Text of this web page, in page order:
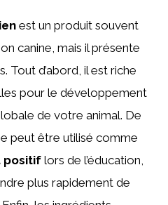
est un produit souvent
canine, mais il présente
Tout d’abord, il est riche
pour le développement
de votre animal. De
peut être utilisé comme
positif lors de l’éducation,
plus rapidement de